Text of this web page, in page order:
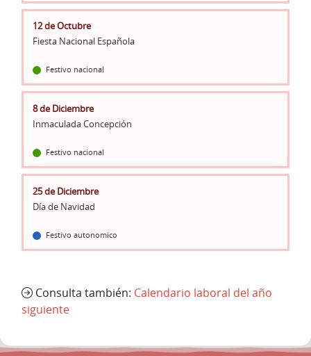
12 de Octubre
Fiesta Nacional Española
Festivo nacional
8 de Diciembre
Inmaculada Concepción
Festivo nacional
25 de Diciembre
Día de Navidad
Festivo autonomico
Consulta también: Calendario laboral del año
siguiente